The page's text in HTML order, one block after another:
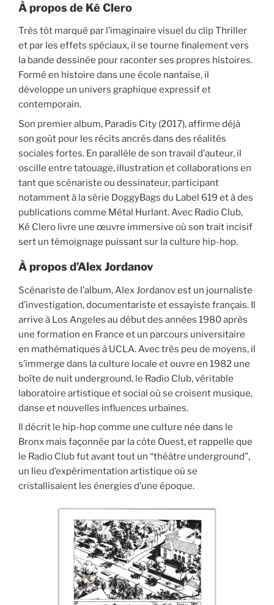
À propos de Ké Clero
Très tôt marqué par l’imaginaire visuel du clip Thriller
et par les effets spéciaux, il se tourne finalement vers
la bande dessinée pour raconter ses propres histoires.
Formé en histoire dans une école nantaise, il
développe un univers graphique expressif et
contemporain.
Son premier album, Paradis City (2017), affirme déjà
son goût pour les récits ancrés dans des réalités
sociales fortes. En parallèle de son travail d’auteur, il
oscille entre tatouage, illustration et collaborations en
tant que scénariste ou dessinateur, participant
notamment à la série DoggyBags du Label 619 et à des
publications comme Métal Hurlant. Avec Radio Club,
Ké Clero livre une œuvre immersive où son trait incisif
sert un témoignage puissant sur la culture hip-hop.
À propos d’Alex Jordanov
Scénariste de l’album, Alex Jordanov est un journaliste
d’investigation, documentariste et essayiste français. Il
arrive à Los Angeles au début des années 1980 après
une formation en France et un parcours universitaire
en mathématiques à UCLA. Avec très peu de moyens, il
s’immerge dans la culture locale et ouvre en 1982 une
boîte de nuit underground, le Radio Club, véritable
laboratoire artistique et social où se croisent musique,
danse et nouvelles influences urbaines.
Il décrit le hip-hop comme une culture née dans le
Bronx mais façonnée par la côte Ouest, et rappelle que
le Radio Club fut avant tout un “théâtre underground”,
un lieu d’expérimentation artistique où se
cristallisaient les énergies d’une époque.